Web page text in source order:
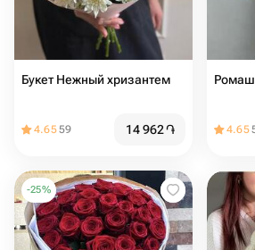
Букет Нежный хризантем
4.6559 14 962֏ 4.65
-25%